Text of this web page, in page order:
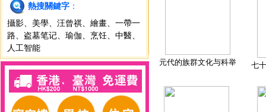
熱搜關鍵字 ：
攝影
美學 汪曾祺 繪畫
一帶一
路
盗墓笔记 瑜伽 烹饪 中醫
人工智能
元代的族群文化与科举 七